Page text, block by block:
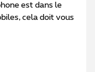
est dans le
cela doit vous